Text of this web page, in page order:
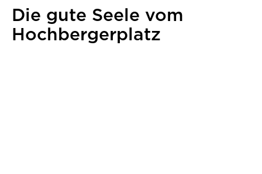
Die gute Seele vom
Hochbergerplatz